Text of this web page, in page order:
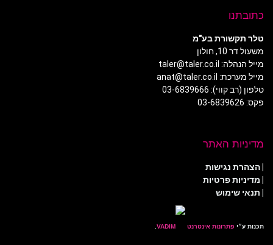
כתובתנו
טלר תקשורת בע"מ
משעול דר 10, חולון
מייל הנהלה: taler@taler.co.il
מייל מערכת: anat@taler.co.il
טלפון (רב קווי): 03-6839666
פקס: 03-6839626
מדיניות האתר
|הצהרת נגישות
| מדיניות פרטיות
| תנאי שימוש
תכנות ע״י פתרונות אינטרנט